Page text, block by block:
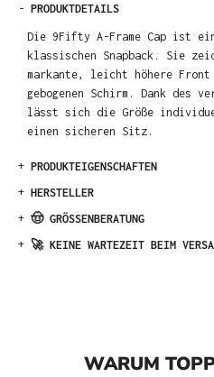
- PRODUKTDETAILS
Die 9Fifty A-Frame Cap ist
klassischen Snapback. Sie
markante, leicht höhere
gebogenen Schirm. Dank des
lässt sich die Größe
einen sicheren Sitz.
+ PRODUKTEIGENSCHAFTEN
+ HERSTELLER
+ 🤠 GRÖSSENBERATUNG
+ 🚀 KEINE WARTEZEIT BEIM
WARUM